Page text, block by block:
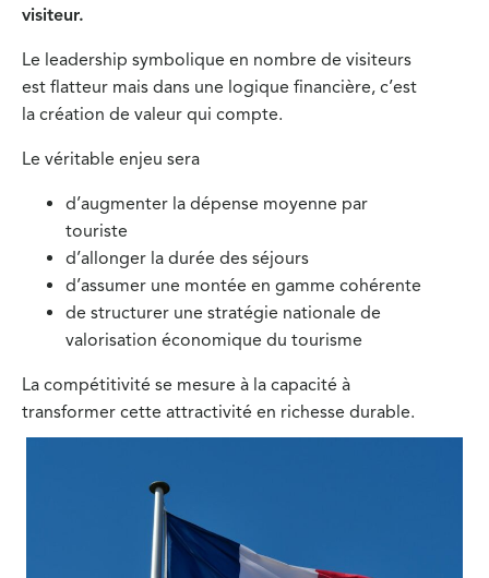
visiteur.
Le leadership symbolique en nombre de visiteurs
est flatteur mais dans une logique financière, c’est
la création de valeur qui compte.
Le véritable enjeu sera
d’augmenter la dépense moyenne par
touriste
d’allonger la durée des séjours
d’assumer une montée en gamme cohérente
de structurer une stratégie nationale de
valorisation économique du tourisme
La compétitivité se mesure à la capacité à
transformer cette attractivité en richesse durable.